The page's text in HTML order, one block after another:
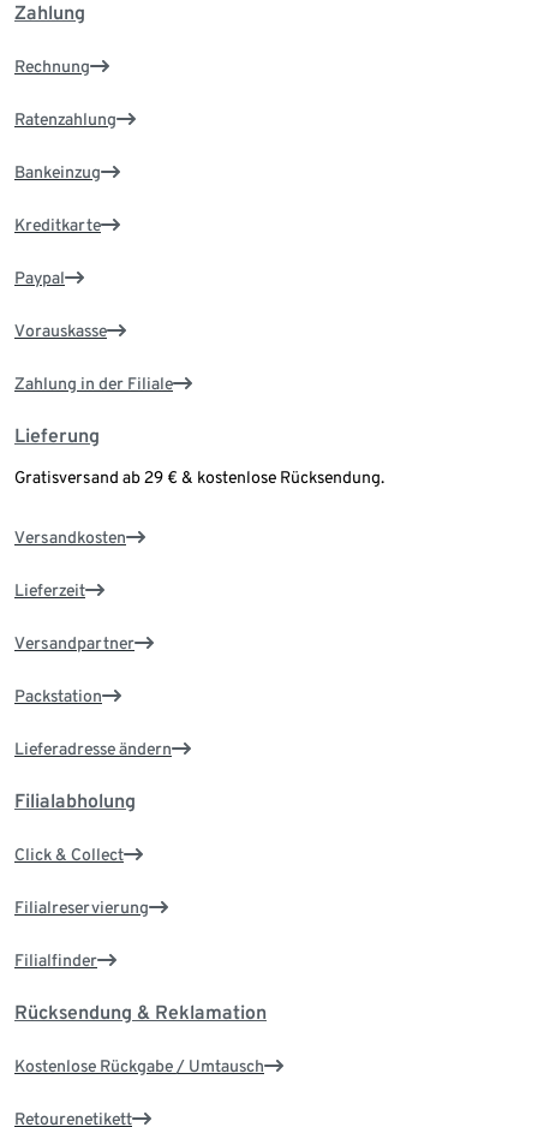
Zahlung
Rechnung
Ratenzahlung
Bankeinzug
Kreditkarte
Paypal
Vorauskasse
Zahlung in der Filiale
Lieferung
Gratisversand ab 29 € & kostenlose Rücksendung.
Versandkosten
Lieferzeit
Versandpartner
Packstation
Lieferadresse ändern
Filialabholung
Click & Collect
Filialreservierung
Filialfinder
Rücksendung & Reklamation
Kostenlose Rückgabe / Umtausch
Retourenetikett